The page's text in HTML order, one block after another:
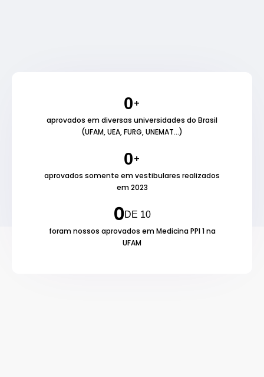
0+
aprovados em diversas universidades do Brasil
(UFAM, UEA, FURG, UNEMAT...)
0+
aprovados somente em vestibulares realizados
em 2023
0DE 10
foram nossos aprovados em Medicina PPI 1 na
UFAM